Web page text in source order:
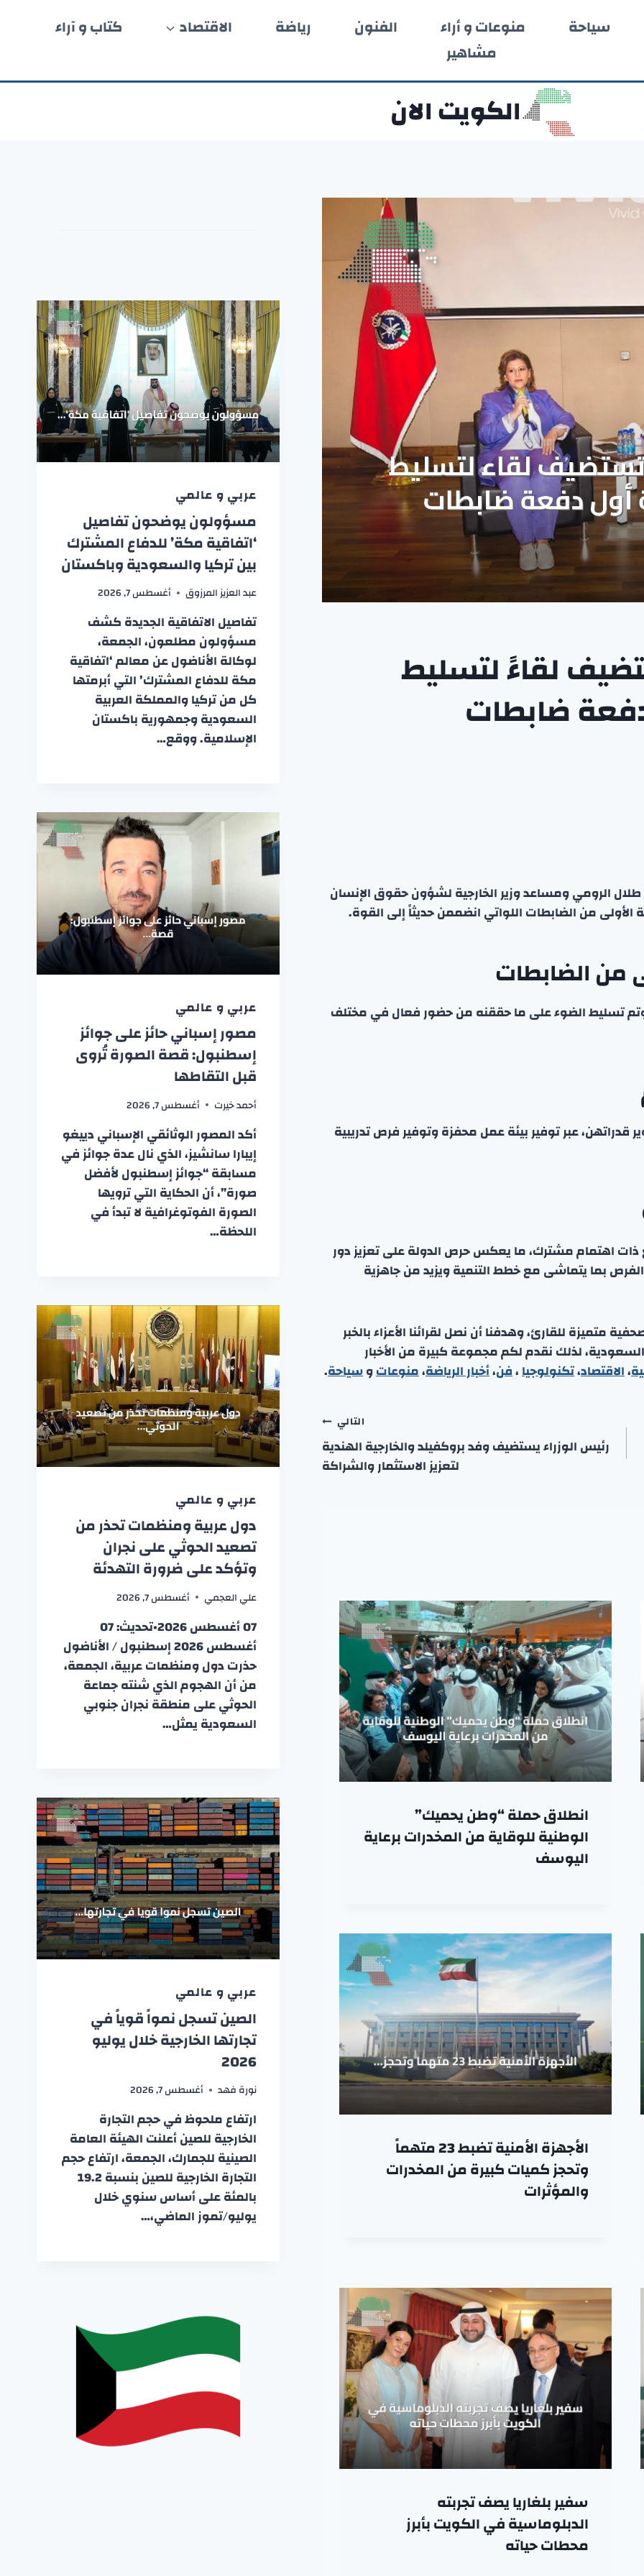
سياحة منوعات و أراء الفنون رياضة الاقتصاد
كتاب و آراء
مشاهير
الكويت الان
لقاءً لتسليط
ضابطات
الرومي ومساعد وزير الخارجية لشؤون حقوق الإنسان
من الضابطات اللواتي انضممن حديثاً إلى القوة.
من الضابطات
تسليط الضوء على ما حققنه من حضور فعال في مختلف
عبر توفير بيئة عمل محفزة وتوفير فرص تدريبية
ذات اهتمام مشترك، ما يعكس حرص الدولة على تعزيز دور
بما يتماشى مع خطط التنمية ويزيد من جاهزية
متميزة للقارئ، وهدفنا أن نصل لقرائنا الأعزاء بالخبر
لذلك نقدم لكم مجموعة كبيرة من الأخبار
،الاقتصاد،تكنولوجيا،فن،أخبار الرياضة،منوعاتوسياحة.
التالي
رئيس الوزراء يستضيف وفد بروكفيلد والخارجية الهندية
لتعزيز الاستثمار والشراكة
انطلاق حملة “وطن يحميك”
الوطنية للوقاية من المخدرات برعاية
اليوسف
الأجهزة الأمنية تضبط 23 متهماً
وتحجز كميات كبيرة من المخدرات
والمؤثرات
سفير بلغاريا يصف تجربته
الدبلوماسية في الكويت بأبرز
محطات حياته
عربي و عالمي
مسؤولون يوضحون تفاصيل
‘اتفاقية مكة’ للدفاع المشترك
بين تركيا والسعودية وباكستان
عبد العزيز المرزوق أغسطس 7, 2026
تفاصيل الاتفاقية الجديدة كشف
مسؤولون مطلعون، الجمعة،
لوكالة الأناضول عن معالم ‘اتفاقية
مكة للدفاع المشترك’ التي أبرمتها
كل من تركيا والمملكة العربية
السعودية وجمهورية باكستان
الإسلامية. ووقع…
عربي و عالمي
مصور إسباني حائز على جوائز
إسطنبول: قصة الصورة تُروى
قبل التقاطها
أحمد خيرت أغسطس 7, 2026
أكد المصور الوثائقي الإسباني دييغو
إيبارا سانشيز، الذي نال عدة جوائز في
مسابقة “جوائز إسطنبول لأفضل
صورة”، أن الحكاية التي ترويها
الصورة الفوتوغرافية لا تبدأ في
اللحظة…
عربي و عالمي
دول عربية ومنظمات تحذر من
تصعيد الحوثي على نجران
وتؤكد على ضرورة التهدئة
علي العجمي أغسطس 7, 2026
07 أغسطس 2026•تحديث: 07
أغسطس 2026 إسطنبول / الأناضول
حذرت دول ومنظمات عربية، الجمعة،
من أن الهجوم الذي شنته جماعة
الحوثي على منطقة نجران جنوبي
السعودية يمثل…
عربي و عالمي
الصين تسجل نمواً قوياً في
تجارتها الخارجية خلال يوليو
2026
نورة فهد أغسطس 7, 2026
ارتفاع ملحوظ في حجم التجارة
الخارجية للصين أعلنت الهيئة العامة
الصينية للجمارك، الجمعة، ارتفاع حجم
التجارة الخارجية للصين بنسبة 19.2
بالمئة على أساس سنوي خلال
يوليو/تموز الماضي،…